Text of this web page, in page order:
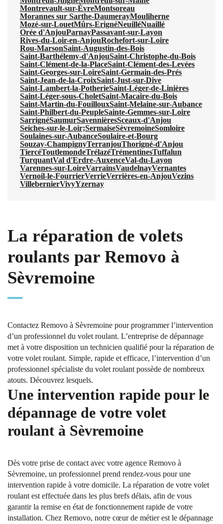
Montrevault-sur-ÈvreMontsoreau
Morannes sur Sarthe-DaumerayMouliherne
Mozé-sur-LouetMûrs-ErignéNeuilléNuaillé
Orée d'AnjouParnayPassavant-sur-Layon
Rives-du-Loir-en-AnjouRochefort-sur-Loire
Rou-MarsonSaint-Augustin-des-Bois
Saint-Barthélemy-d'AnjouSaint-Christophe-du-Bois
Saint-Clément-de-la-PlaceSaint-Clément-des-Levées
Saint-Georges-sur-LoireSaint-Germain-des-Prés
Saint-Jean-de-la-CroixSaint-Just-sur-Dive
Saint-Lambert-la-PotherieSaint-Léger-de-Linières
Saint-Léger-sous-CholetSaint-Macaire-du-Bois
Saint-Martin-du-FouillouxSaint-Melaine-sur-Aubance
Saint-Philbert-du-PeupleSainte-Gemmes-sur-Loire
SarrignéSaumurSavennièresSceaux-d'Anjou
Seiches-sur-le-Loir;SermaiseSèvremoineSomloire
Soulaines-sur-AubanceSoulaire-et-Bourg
Souzay-ChampignyTerranjouThorigné-d'Anjou
TiercéToutlemondeTrélazéTrémentinesTuffalun
TurquantVal d'Erdre-AuxenceVal-du-Layon
Varennes-sur-LoireVarrainsVaudelnayVernantes
Vernoil-le-FourrierVerrieVerrières-en-AnjouVezins
VillebernierVivyYzernay
La réparation de volets
roulants par Removo à
Sèvremoine
Contactez Removo à Sèvremoine pour programmer l’intervention
d’un professionnel du volet roulant. L’entreprise de dépannage
met à votre disposition un technicien qualifié pour la réparation de
votre volet roulant. Simple, rapide et efficace, l’intervention d’un
professionnel spécialiste du volet roulant possède de nombreux
atouts. Découvrez lesquels.
Une intervention rapide pour le
dépannage de votre volet
roulant à Sèvremoine
Dès votre prise de contact avec votre agence Removo à
Sèvremoine, un professionnel prend rendez-vous pour une
intervention rapide à votre domicile. La réparation de votre volet
roulant est effectuée dans les plus brefs délais, afin de vous
garantir la remise en état de fonctionnement rapide de votre
installation. Chez Removo, notre cœur de métier est le dépannage